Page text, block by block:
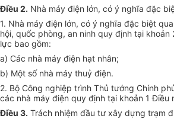
Điều 2. Nhà máy điện lớn, có ý nghĩa đặc
1. Nhà máy điện lớn, có ý nghĩa đặc biệt
hội, quốc phòng, an ninh quy định tại
lực bao gồm:
a) Các nhà máy điện hạt nhân;
b) Một số nhà máy thuỷ điện.
2. Bộ Công nghiệp trình Thủ tướng Chính
các nhà máy điện quy định tại khoản 1 Điều
Điều 3. Trách nhiệm đầu tư xây dựng trạm